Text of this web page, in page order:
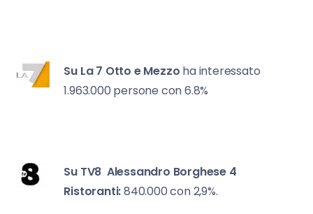
Su La 7 Otto e Mezzo ha interessato
1.963.000 persone con 6.8%
Su TV8 Alessandro Borghese 4
Ristoranti:840.000 con 2,9%.